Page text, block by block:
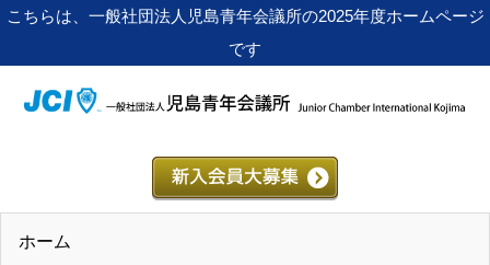
こちらは、一般社団法人児島青年会議所の2025年度ホームページ
です
ホーム